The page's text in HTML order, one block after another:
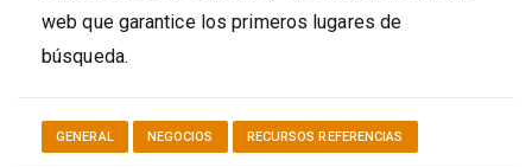
web que garantice los primeros lugares de
búsqueda.
GENERAL NEGOCIOS RECURSOS REFERENCIAS